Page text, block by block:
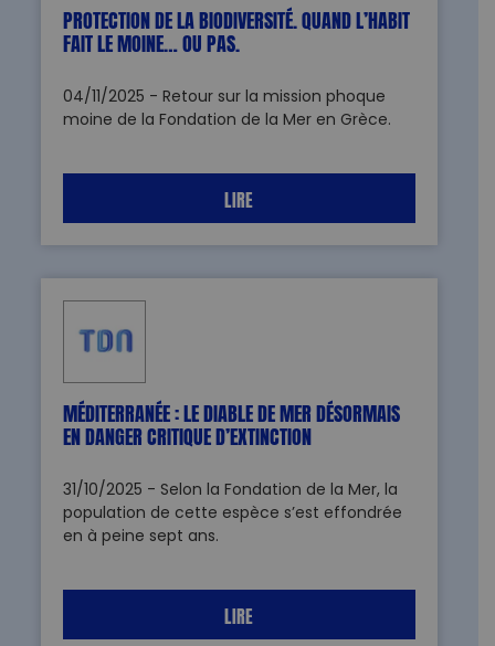
PROTECTION DE LA BIODIVERSITÉ. QUAND L’HABIT
FAIT LE MOINE… OU PAS.
04/11/2025 - Retour sur la mission phoque
moine de la Fondation de la Mer en Grèce.
LIRE
MÉDITERRANÉE : LE DIABLE DE MER DÉSORMAIS
EN DANGER CRITIQUE D’EXTINCTION
31/10/2025 - Selon la Fondation de la Mer, la
population de cette espèce s’est effondrée
en à peine sept ans.
LIRE